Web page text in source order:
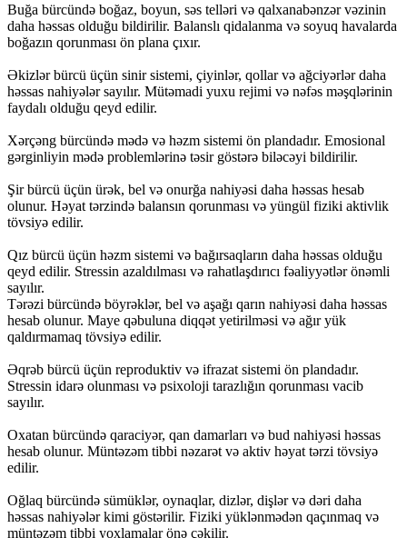
Buğa bürcündə boğaz, boyun, səs telləri və qalxanabənzər vəzinin
daha həssas olduğu bildirilir. Balanslı qidalanma və soyuq havalarda
boğazın qorunması ön plana çıxır.
Əkizlər bürcü üçün sinir sistemi, çiyinlər, qollar və ağciyərlər daha
həssas nahiyələr sayılır. Mütəmadi yuxu rejimi və nəfəs məşqlərinin
faydalı olduğu qeyd edilir.
Xərçəng bürcündə mədə və həzm sistemi ön plandadır. Emosional
gərginliyin mədə problemlərinə təsir göstərə biləcəyi bildirilir.
Şir bürcü üçün ürək, bel və onurğa nahiyəsi daha həssas hesab
olunur. Həyat tərzində balansın qorunması və yüngül fiziki aktivlik
tövsiyə edilir.
Qız bürcü üçün həzm sistemi və bağırsaqların daha həssas olduğu
qeyd edilir. Stressin azaldılması və rahatlaşdırıcı fəaliyyətlər önəmli
sayılır.
Tərəzi bürcündə böyrəklər, bel və aşağı qarın nahiyəsi daha həssas
hesab olunur. Maye qəbuluna diqqət yetirilməsi və ağır yük
qaldırmamaq tövsiyə edilir.
Əqrəb bürcü üçün reproduktiv və ifrazat sistemi ön plandadır.
Stressin idarə olunması və psixoloji tarazlığın qorunması vacib
sayılır.
Oxatan bürcündə qaraciyər, qan damarları və bud nahiyəsi həssas
hesab olunur. Müntəzəm tibbi nəzarət və aktiv həyat tərzi tövsiyə
edilir.
Oğlaq bürcündə sümüklər, oynaqlar, dizlər, dişlər və dəri daha
həssas nahiyələr kimi göstərilir. Fiziki yüklənmədən qaçınmaq və
müntəzəm tibbi yoxlamalar önə çəkilir.